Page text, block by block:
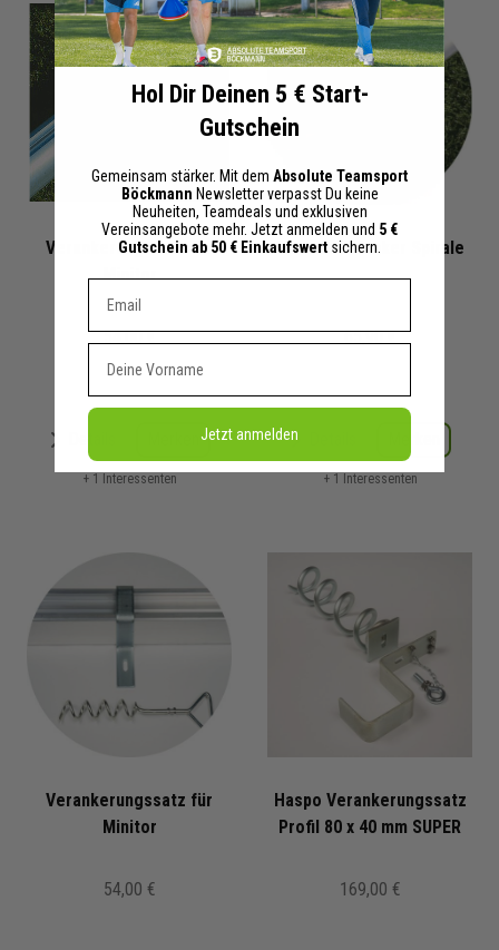
Verankerungssatz für
Minitor
54,00 €
+ 1 Interessenten
Diverse Erdanker Spirale
65,90 €
+ 1 Interessenten
Verankerungssatz für
Minitor
54,00 €
Haspo Verankerungssatz
Profil 80 x 40 mm SUPER
169,00 €
Hol Dir Deinen 5 € Start-
Gutschein
Gemeinsam stärker. Mit dem Absolute Teamsport
Böckmann Newsletter verpasst Du keine
Neuheiten, Teamdeals und exklusiven
Vereinsangebote mehr. Jetzt anmelden und 5 €
Gutschein ab 50 € Einkaufswert sichern.
Jetzt anmelden